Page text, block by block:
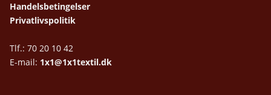
Handelsbetingelser
Privatlivspolitik
Tlf.: 70 20 10 42
E-mail: 1x1@1x1textil.dk